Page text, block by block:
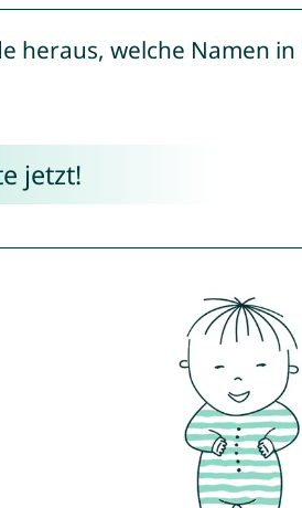
heraus, welche Namen in
jetzt!